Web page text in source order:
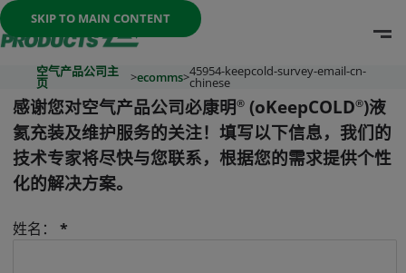
SKIP TO MAIN CONTENT
Once the menu is open you can move between options
空气产品公司主
页 >ecomms>45954-keepcold-survey-email-cn-
chinese
感谢您对空气产品公司必康明® (oKeepCOLD®)液
氦充装及维护服务的关注！填写以下信息，我们的
技术专家将尽快与您联系，根据您的需求提供个性
化的解决方案。
姓名： *